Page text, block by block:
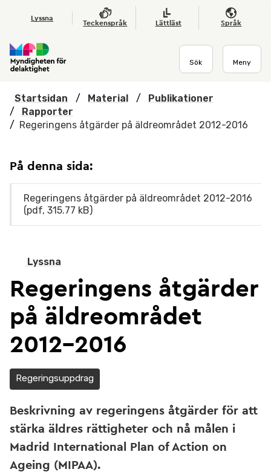
Hoppa till huvudmenyn
Lyssna
Teckenspråk Lättläst Språk
Sök Meny
Startsidan / Material /
Publikationer
/
Rapporter
/ Regeringens åtgärder på äldreområdet 2012-2016
Lyssna
Regeringens åtgärder
på äldreområdet
2012-2016
Regeringsuppdrag
Beskrivning av regeringens åtgärder för att
stärka äldres rättigheter och nå målen i
Madrid International Plan of Action on
Ageing (MIPAA).
På denna sida:
Regeringens åtgärder på äldreområdet 2012-2016
(pdf, 315.77 kB)